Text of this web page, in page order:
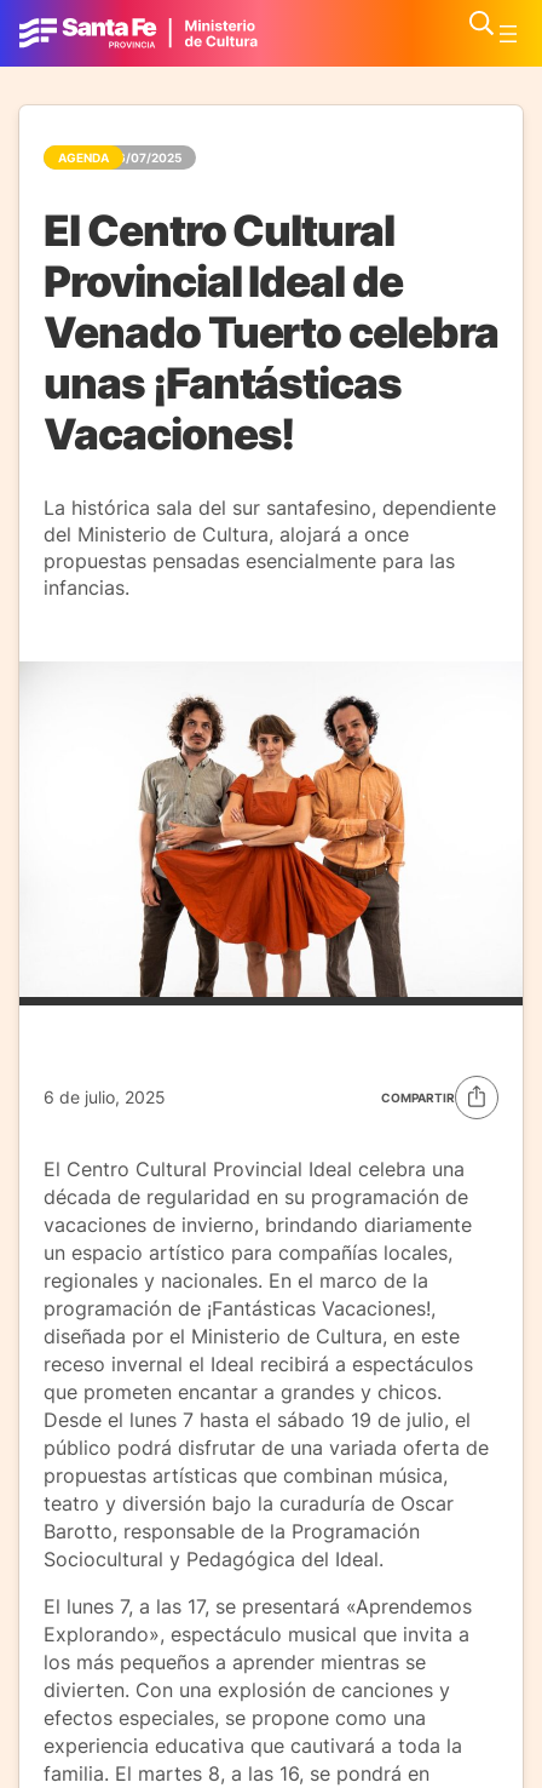
AGENDA 06/07/2025
El Centro Cultural
Provincial Ideal de
Venado Tuerto celebra
unas ¡Fantásticas
Vacaciones!
La histórica sala del sur santafesino, dependiente
del Ministerio de Cultura, alojará a once
propuestas pensadas esencialmente para las
infancias.
6 de julio, 2025 COMPARTIR
El Centro Cultural Provincial Ideal celebra una
década de regularidad en su programación de
vacaciones de invierno, brindando diariamente
un espacio artístico para compañías locales,
regionales y nacionales. En el marco de la
programación de ¡Fantásticas Vacaciones!,
diseñada por el Ministerio de Cultura, en este
receso invernal el Ideal recibirá a espectáculos
que prometen encantar a grandes y chicos.
Desde el lunes 7 hasta el sábado 19 de julio, el
público podrá disfrutar de una variada oferta de
propuestas artísticas que combinan música,
teatro y diversión bajo la curaduría de Oscar
Barotto, responsable de la Programación
Sociocultural y Pedagógica del Ideal.
El lunes 7, a las 17, se presentará «Aprendemos
Explorando», espectáculo musical que invita a
los más pequeños a aprender mientras se
divierten. Con una explosión de canciones y
efectos especiales, se propone como una
experiencia educativa que cautivará a toda la
familia. El martes 8, a las 16, se pondrá en